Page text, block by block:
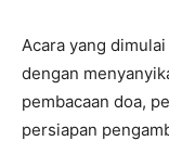
Acara yang
dengan
pembacaan doa,
persiapan